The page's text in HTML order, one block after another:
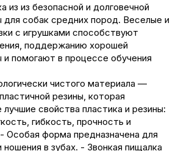
из из безопасной и долговечной
для собак средних пород. Веселые и
с игрушками способствуют
поддержанию хорошей
помогают в процессе обучения
чистого материала —
резины, которая
свойства пластика и резины:
гибкость, прочность и
Особая форма предназначена для
ношения в зубах. - Звонкая пищалка